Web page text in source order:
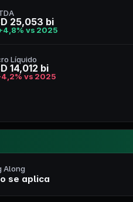
25,053 bi
vs 2025
Líquido
14,012 bi
vs 2025
Along
se aplica